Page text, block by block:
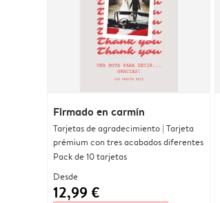
Firmado en carmín
Tarjetas de agradecimiento | Tarjeta
prémium con tres acabados diferentes
Pack de 10 tarjetas
Desde
12,99 €